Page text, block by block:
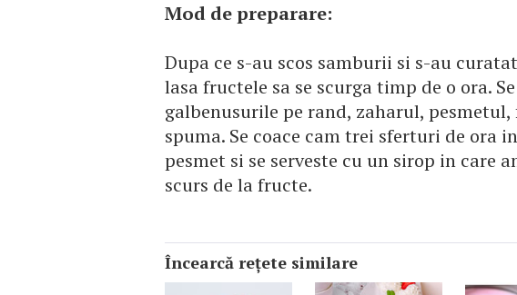
Mod de preparare:
Dupa ce s-au scos samburii si s-au
lasa fructele sa se scurga timp de o ora.
galbenusurile pe rand, zaharul,
spuma. Se coace cam trei sferturi de ora
pesmet si se serveste cu un sirop in care
scurs de la fructe.
Încearcă reţete similare